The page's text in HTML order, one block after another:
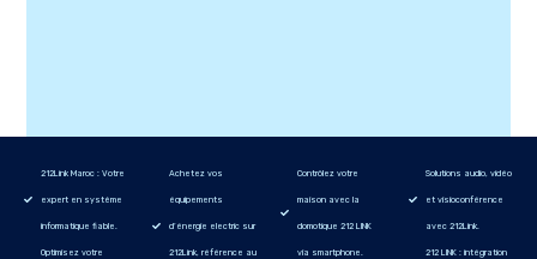
212Link Maroc : Votre
expert en système
informatique fiable.
Optimisez votre
Achetez vos
équipements
d’énergie electric sur
212Link, référence au
Contrôlez votre
maison avec la
domotique 212 LINK
via smartphone.
Solutions audio, vidéo
et visioconférence
avec 212Link.
212 LINK : intégration